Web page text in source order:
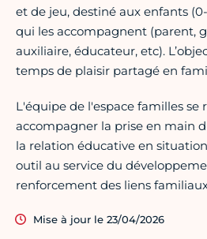
et de jeu, destiné aux enfants
qui les accompagnent (parent,
auxiliaire, éducateur, etc).
temps de plaisir partagé en
L'équipe de l'espace familles
accompagner la prise en main
la relation éducative en
outil au service du
renforcement des liens
Mise à jour le 23/04/2026